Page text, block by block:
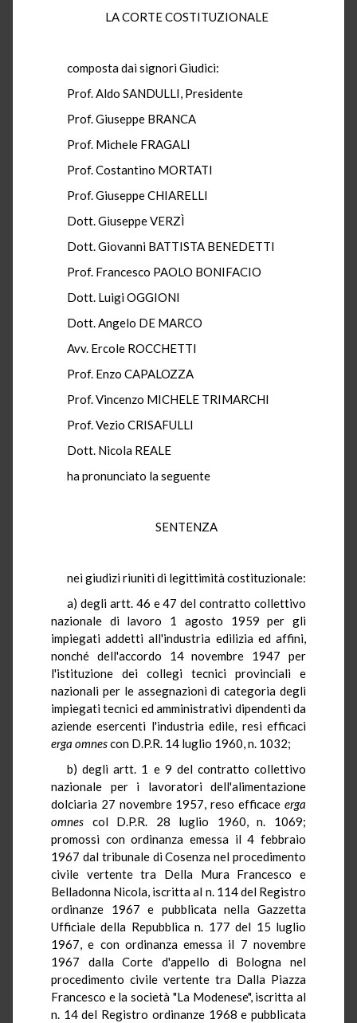
LA CORTE COSTITUZIONALE
composta dai signori Giudici:
Prof. Aldo SANDULLI, Presidente
Prof. Giuseppe BRANCA
Prof. Michele FRAGALI
Prof. Costantino MORTATI
Prof. Giuseppe CHIARELLI
Dott. Giuseppe VERZÌ
Dott. Giovanni BATTISTA BENEDETTI
Prof. Francesco PAOLO BONIFACIO
Dott. Luigi OGGIONI
Dott. Angelo DE MARCO
Avv. Ercole ROCCHETTI
Prof. Enzo CAPALOZZA
Prof. Vincenzo MICHELE TRIMARCHI
Prof. Vezio CRISAFULLI
Dott. Nicola REALE
ha pronunciato la seguente
SENTENZA
nei giudizi riuniti di legittimità costituzionale:
a) degli artt. 46 e 47 del contratto collettivo
nazionale di lavoro 1 agosto 1959 per gli
impiegati addetti all'industria edilizia ed affini,
nonché dell'accordo 14 novembre 1947 per
l'istituzione dei collegi tecnici provinciali e
nazionali per le assegnazioni di categoria degli
impiegati tecnici ed amministrativi dipendenti da
aziende esercenti l'industria edile, resi efficaci
erga omnescon D.P.R. 14 luglio 1960, n. 1032;
b) degli artt. 1 e 9 del contratto collettivo
nazionale per i lavoratori dell'alimentazione
dolciaria 27 novembre 1957, reso efficace erga
omnes col D.P.R. 28 luglio 1960, n. 1069;
promossi con ordinanza emessa il 4 febbraio
1967 dal tribunale di Cosenza nel procedimento
civile vertente tra Della Mura Francesco e
Belladonna Nicola, iscritta al n. 114 del Registro
ordinanze 1967 e pubblicata nella Gazzetta
Ufficiale della Repubblica n. 177 del 15 luglio
1967, e con ordinanza emessa il 7 novembre
1967 dalla Corte d'appello di Bologna nel
procedimento civile vertente tra Dalla Piazza
Francesco e la società "La Modenese", iscritta al
n. 14 del Registro ordinanze 1968 e pubblicata